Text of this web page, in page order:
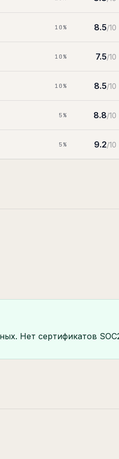
10 % 8.5/10
10 % 7.5/10
10 % 8.5/10
5 % 8.8/10
5 % 9.2/10
Нет сертификатов